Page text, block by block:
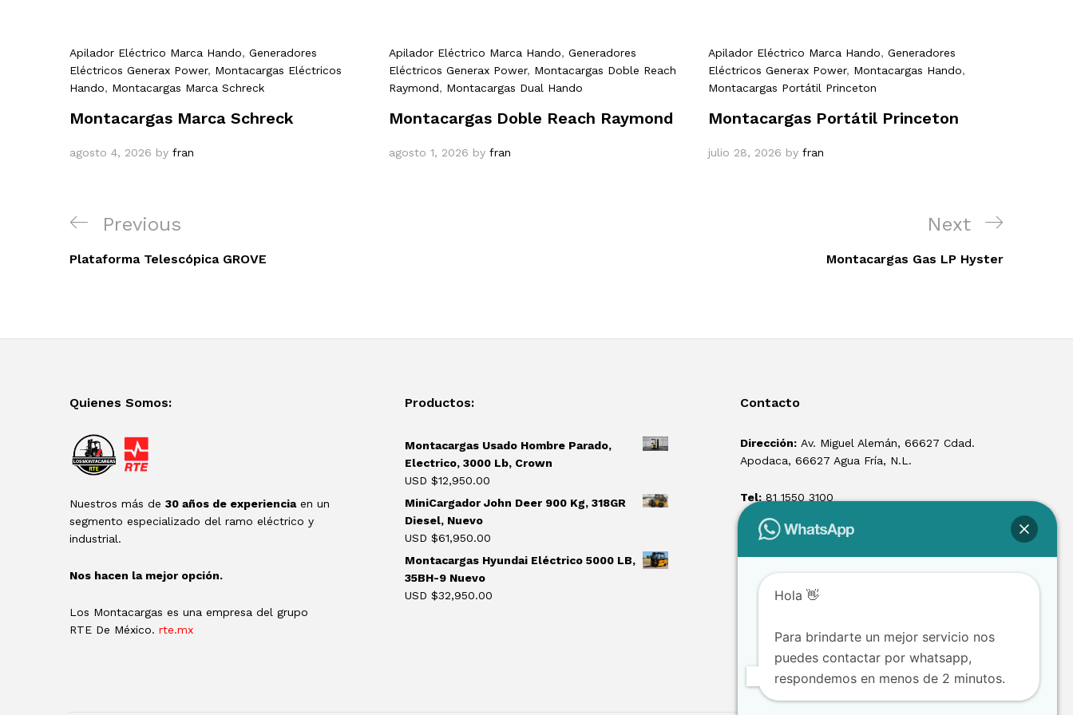
Apilador Eléctrico Marca Hando, Generadores
Eléctricos Generax Power, Montacargas Eléctricos
Hando, Montacargas Marca Schreck
Montacargas Marca Schreck
agosto 4, 2026 by fran
Apilador Eléctrico Marca Hando, Generadores
Eléctricos Generax Power, Montacargas Doble Reach
Raymond, Montacargas Dual Hando
Montacargas Doble Reach Raymond
agosto 1, 2026 by fran
Apilador Eléctrico Marca Hando, Generadores
Eléctricos Generax Power, Montacargas Hando,
Montacargas Portátil Princeton
Montacargas Portátil Princeton
julio 28, 2026 by fran
Navegación
entradas
Previous
Post
Previous
Plataforma Telescópica GROVE
Next
Post
Next
Montacargas Gas LP Hyster
Quienes Somos:
Nuestros más de 30 años de experienciaen un
segmento especializado del ramo eléctrico y
industrial.
Nos hacen la mejor opción.
Los Montacargas es una empresa del grupo
RTE De México. rte.mx
Productos:
Montacargas Usado Hombre Parado,
Electrico, 3000 Lb, Crown
USD $12,950.00
MiniCargador John Deer 900 Kg, 318GR
Diesel, Nuevo
USD $61,950.00
Montacargas Hyundai Eléctrico 5000 LB,
35BH-9 Nuevo
USD $32,950.00
Contacto
Dirección: Av. Miguel Alemán, 66627 Cdad.
Apodaca, 66627 Agua Fría, N.L.
Tel: 81 1550 3100
ventas@losmontacargas.mx
Hola 👋
Para brindarte un mejor servicio nos
puedes contactar por whatsapp,
respondemos en menos de 2 minutos.